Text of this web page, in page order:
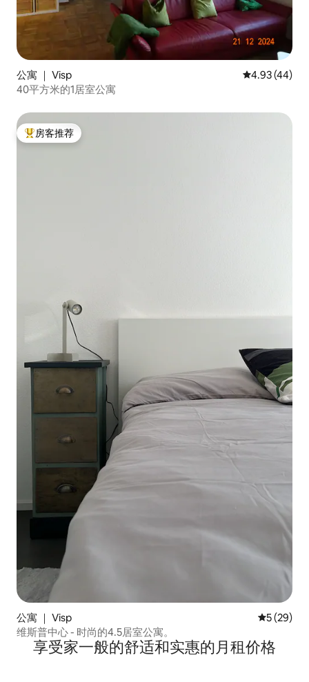
公寓 ｜ Visp 平均评分
4.93 (44)
40平方米的1居室公寓
热门「房客推荐」
房客推荐
公寓 ｜ Visp 平均评分
5 (29)
维斯普中心 - 时尚的4.5居室公寓。
享受家一般的舒适和实惠的月租价格